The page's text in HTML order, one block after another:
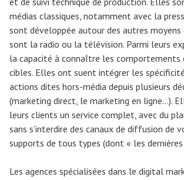
médias classiques, notamment avec la
sont développée autour des autres moyens
sont la radio ou la télévision. Parmi leurs
la capacité à connaître les comportements
cibles. Elles ont suent intégrer les
actions dites hors-média depuis plusieurs
(marketing direct, le marketing en ligne…).
leurs clients un service complet, avec du
sans s’interdire des canaux de diffusion de
supports de tous types (dont « les dernières
Les agences spécialisées dans le digital